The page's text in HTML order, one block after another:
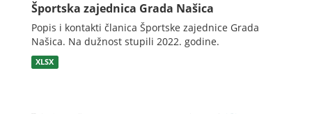
Športska zajednica Grada Našica
Popis i kontakti članica Športske zajednice Grada
Našica. Na dužnost stupili 2022. godine.
XLSX